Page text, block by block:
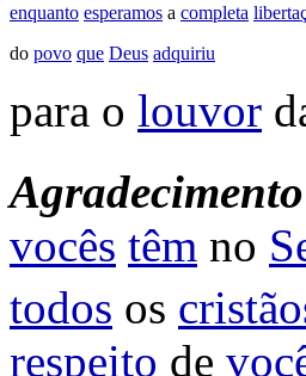
enquanto esperamos a completa
do povo que Deus adquiriu
para o louvor
A
vocês têm no
todos os
respeito de